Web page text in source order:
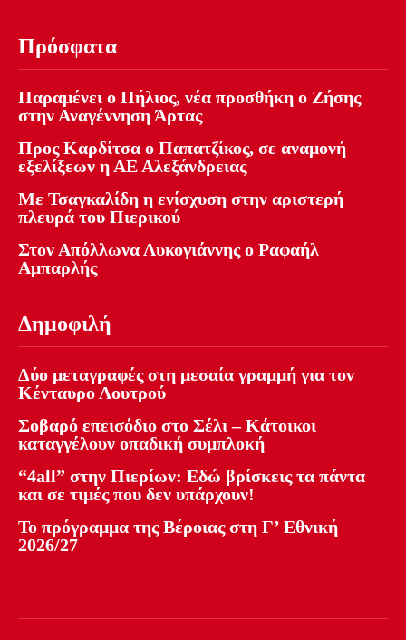
Πρόσφατα
Παραμένει ο Πήλιος, νέα προσθήκη ο Ζήσης
στην Αναγέννηση Άρτας
Προς Καρδίτσα ο Παπατζίκος, σε αναμονή
εξελίξεων η ΑΕ Αλεξάνδρειας
Με Τσαγκαλίδη η ενίσχυση στην αριστερή
πλευρά του Πιερικού
Στον Απόλλωνα Λυκογιάννης ο Ραφαήλ
Αμπαρλής
Δημοφιλή
Δύο μεταγραφές στη μεσαία γραμμή για τον
Κένταυρο Λουτρού
Σοβαρό επεισόδιο στο Σέλι – Κάτοικοι
καταγγέλουν οπαδική συμπλοκή
“4all” στην Πιερίων: Εδώ βρίσκεις τα πάντα
και σε τιμές που δεν υπάρχουν!
Το πρόγραμμα της Βέροιας στη Γ’ Εθνική
2026/27